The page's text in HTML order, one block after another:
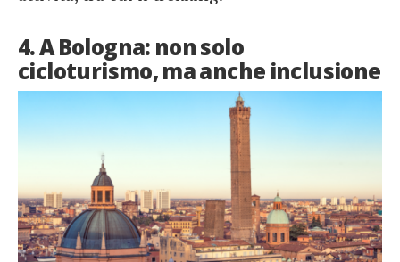
4. A Bologna: non solo
cicloturismo, ma anche inclusione